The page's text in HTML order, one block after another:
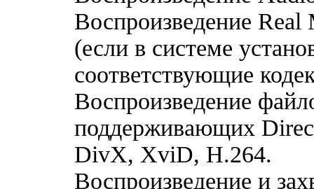
Воспроизведение
(если в системе
соответствующие
Воспроизведение
поддерживающих
DivX, XviD, H.264.
Воспроизведение и